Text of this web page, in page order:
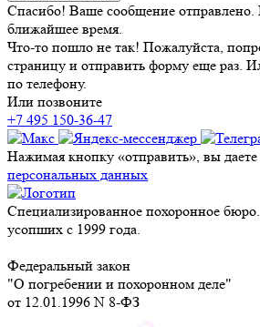
Спасибо! Ваше сообщение
ближайшее время.
Что-то пошло не так! Пожалуйста,
страницу и отправить форму еще раз.
по телефону.
Или позвоните
+7 495 150-36-47
Нажимая кнопку «отправить», вы даете
персональных данных
Специализированное похоронное
усопших с 1999 года.
Федеральный закон
"О погребении и похоронном деле"
от 12.01.1996 N 8-ФЗ